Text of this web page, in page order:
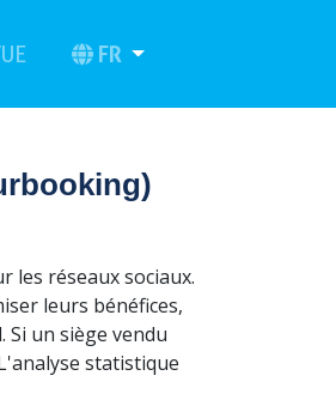
(current)FR
les réseaux sociaux.
leurs bénéfices,
un siège vendu
statistique